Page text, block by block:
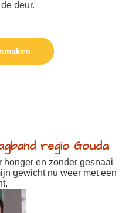
deur.
regio Gouda
honger en zonder gesnaai
gewicht nu weer met een